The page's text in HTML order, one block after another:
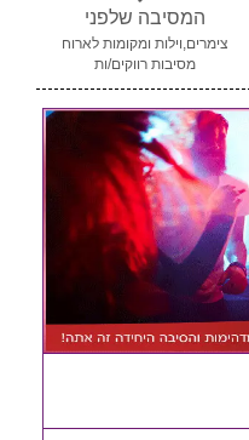
המסיבה שלפני
צימרים,וילות ומקומות לארוח
מסיבות רווקים/ות